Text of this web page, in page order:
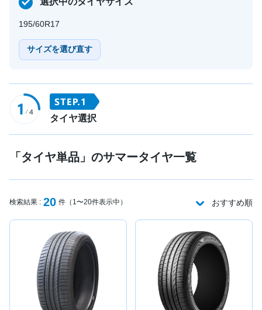
195/60R17
サイズを選び直す
タイヤ選択
「タイヤ単品」のサマータイヤ一覧
検索結果 : 20 件（1〜20件表示中） おすすめ順